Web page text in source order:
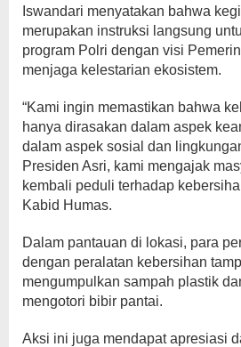
Iswandari menyatakan bahwa
merupakan instruksi langsung
program Polri dengan visi
menjaga kelestarian ekosistem.
“Kami ingin memastikan bahwa
hanya dirasakan dalam aspek
dalam aspek sosial dan
Presiden Asri, kami mengajak
kembali peduli terhadap
Kabid Humas.
Dalam pantauan di lokasi, para
dengan peralatan kebersihan
mengumpulkan sampah plastik
mengotori bibir pantai.
Aksi ini juga mendapat apresiasi